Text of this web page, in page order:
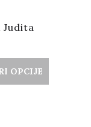
Judita
OPCIJE